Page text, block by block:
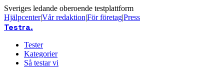
Sveriges ledande oberoende testplattform
Hjälpcenter|Vår redaktion|För företag|Press
Testra.
Tester
Kategorier
Så testar vi